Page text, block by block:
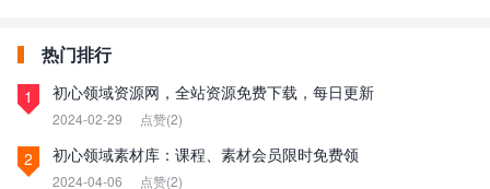
热门排行
1 初心领域资源网，全站资源免费下载，每日更新
2024-02-29 点赞(2)
2 初心领域素材库：课程、素材会员限时免费领
2024-04-06 点赞(2)